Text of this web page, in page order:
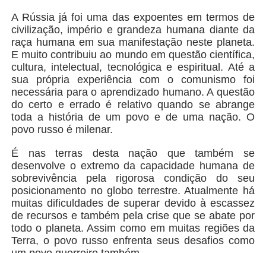
A Rússia já foi uma das expoentes em termos de
civilização, império e grandeza humana diante da
raça humana em sua manifestação neste planeta.
E muito contribuiu ao mundo em questão científica,
cultura, intelectual, tecnológica e espiritual. Até a
sua própria experiência com o comunismo foi
necessária para o aprendizado humano. A questão
do certo e errado é relativo quando se abrange
toda a história de um povo e de uma nação. O
povo russo é milenar.
É nas terras desta nação que também se
desenvolve o extremo da capacidade humana de
sobrevivência pela rigorosa condição do seu
posicionamento no globo terrestre. Atualmente há
muitas dificuldades de superar devido à escassez
de recursos e também pela crise que se abate por
todo o planeta. Assim como em muitas regiões da
Terra, o povo russo enfrenta seus desafios como